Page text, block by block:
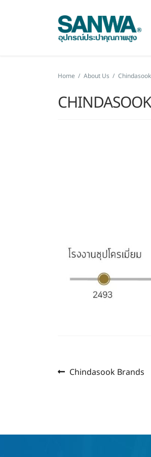
Home / About Us /
แนะแนว
Previous
Chindasook Brands